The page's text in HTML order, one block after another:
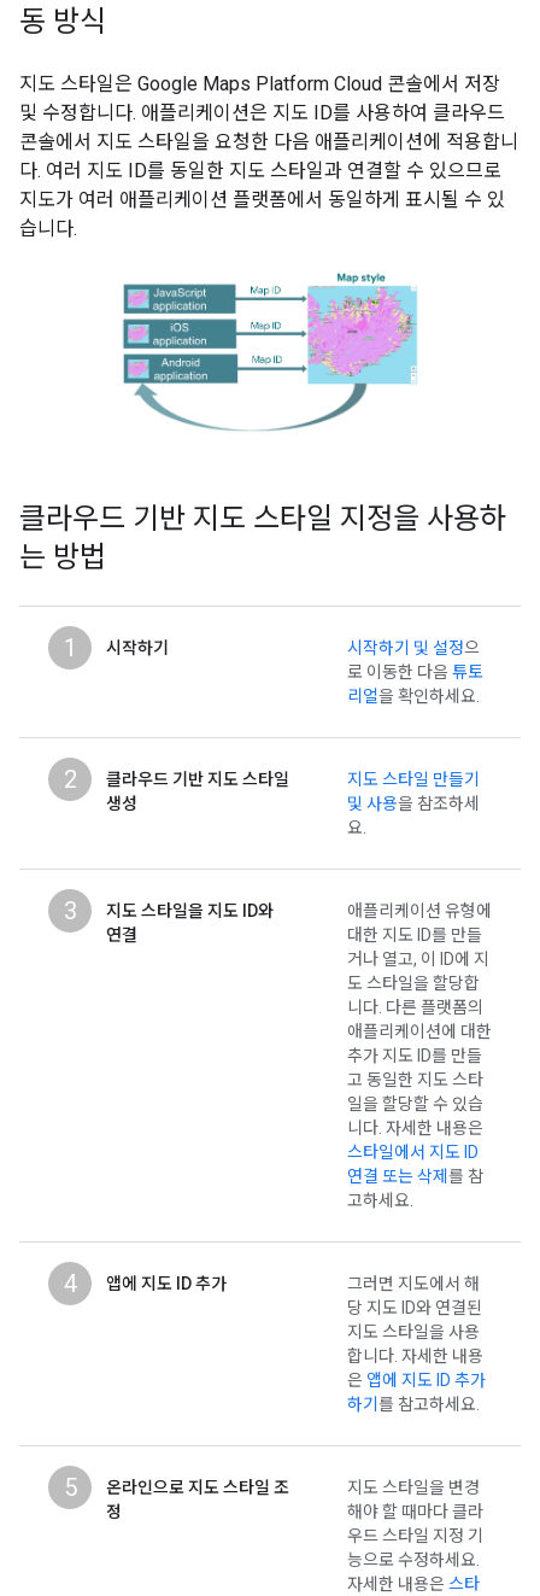
동 방식
지도 스타일은 Google Maps Platform Cloud 콘솔에서 저장
및 수정합니다. 애플리케이션은 지도 ID를 사용하여 클라우드
콘솔에서 지도 스타일을 요청한 다음 애플리케이션에 적용합니
다. 여러 지도 ID를 동일한 지도 스타일과 연결할 수 있으므로
지도가 여러 애플리케이션 플랫폼에서 동일하게 표시될 수 있
습니다.
클라우드 기반 지도 스타일 지정을 사용하
는 방법
1 시작하기 시작하기 및 설정으
로 이동한 다음 튜토
리얼을 확인하세요.
2
클라우드 기반 지도 스타일
생성
지도 스타일 만들기
및 사용을 참조하세
요.
3
지도 스타일을 지도 ID와
연결
애플리케이션 유형에
대한 지도 ID를 만들
거나 열고, 이 ID에 지
도 스타일을 할당합
니다. 다른 플랫폼의
애플리케이션에 대한
추가 지도 ID를 만들
고 동일한 지도 스타
일을 할당할 수 있습
니다. 자세한 내용은
스타일에서 지도 ID
연결 또는 삭제 를 참
고하세요.
4 앱에 지도 ID 추가
그러면 지도에서 해
당 지도 ID와 연결된
지도 스타일을 사용
합니다. 자세한 내용
은 앱에 지도 ID 추가
하기 를 참고하세요.
5
온라인으로 지도 스타일 조
정
지도 스타일을 변경
해야 할 때마다 클라
우드 스타일 지정 기
능으로 수정하세요.
자세한 내용은 스타